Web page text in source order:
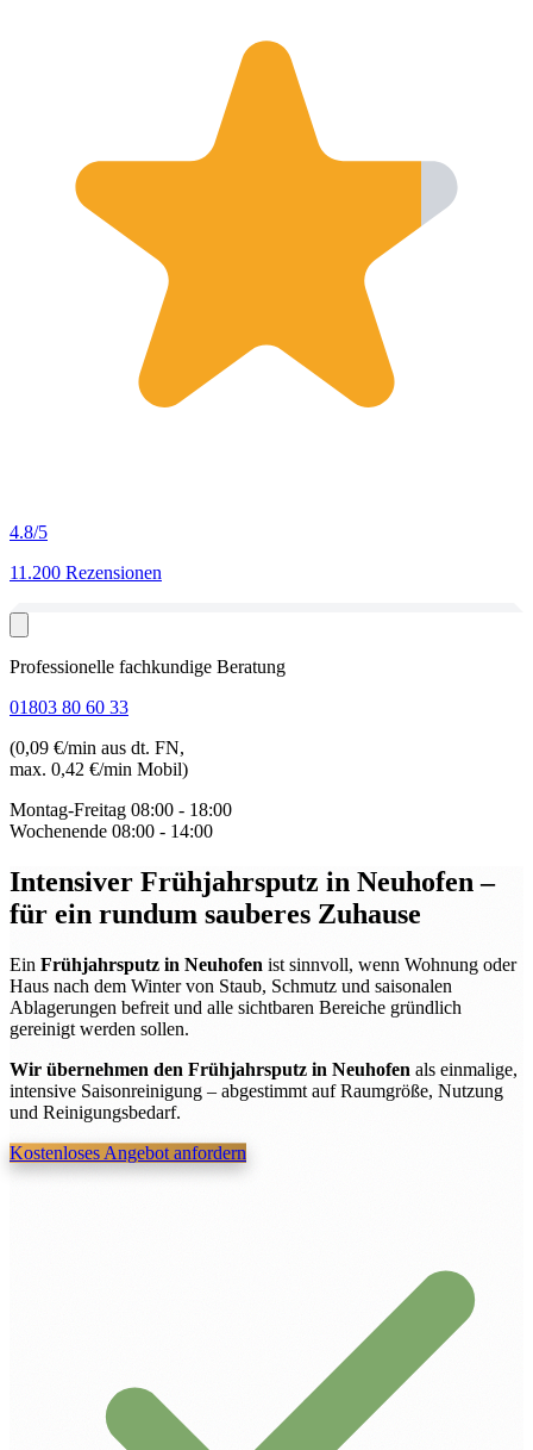
4.8/5
11.200 Rezensionen
Professionelle fachkundige Beratung
01803 80 60 33
(0,09 €/min aus dt. FN,
max. 0,42 €/min Mobil)
Montag-Freitag 08:00 - 18:00
Wochenende 08:00 - 14:00
Intensiver Frühjahrsputz in Neuhofen–
für ein rundum sauberes Zuhause
Ein Frühjahrsputz in Neuhofen ist sinnvoll, wenn Wohnung oder
Haus nach dem Winter von Staub, Schmutz und saisonalen
Ablagerungen befreit und alle sichtbaren Bereiche gründlich
gereinigt werden sollen.
Wir übernehmen den Frühjahrsputz in Neuhofen als einmalige,
intensive Saisonreinigung – abgestimmt auf Raumgröße, Nutzung
und Reinigungsbedarf.
Kostenloses Angebot anfordern